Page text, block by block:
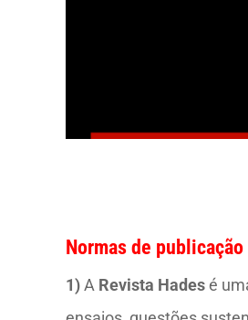
Normas de publicação
1)A Revista Hadesé